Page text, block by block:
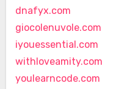
dnafyx.com
giocolenuvole.com
iyouessential.com
withloveamity.com
youlearncode.com